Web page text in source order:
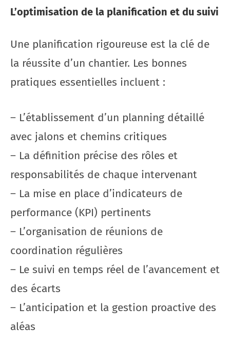
L’optimisation de la planification et du suivi
Une planification rigoureuse est la clé de
la réussite d’un chantier. Les bonnes
pratiques essentielles incluent :
– L’établissement d’un planning détaillé
avec jalons et chemins critiques
– La définition précise des rôles et
responsabilités de chaque intervenant
– La mise en place d’indicateurs de
performance (KPI) pertinents
– L’organisation de réunions de
coordination régulières
– Le suivi en temps réel de l’avancement et
des écarts
– L’anticipation et la gestion proactive des
aléas